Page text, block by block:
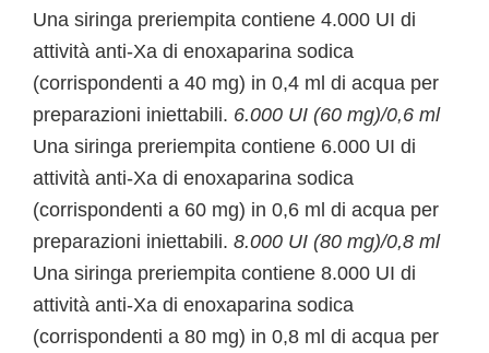
Una siringa preriempita contiene 4.000 UI di
attività anti-Xa di enoxaparina sodica
(corrispondenti a 40 mg) in 0,4 ml di acqua per
preparazioni iniettabili. 6.000 UI (60 mg)/0,6 ml
Una siringa preriempita contiene 6.000 UI di
attività anti-Xa di enoxaparina sodica
(corrispondenti a 60 mg) in 0,6 ml di acqua per
preparazioni iniettabili. 8.000 UI (80 mg)/0,8 ml
Una siringa preriempita contiene 8.000 UI di
attività anti-Xa di enoxaparina sodica
(corrispondenti a 80 mg) in 0,8 ml di acqua per